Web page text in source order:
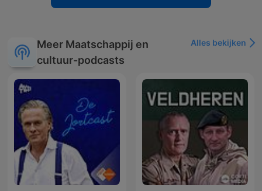
Meer Maatschappij en
cultuur-podcasts
Alles bekijken